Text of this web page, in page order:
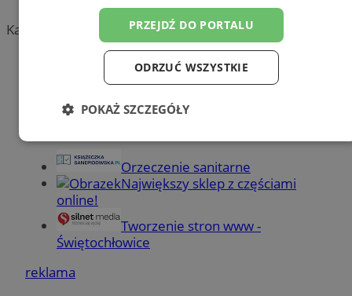
Kategoria nie zawiera żadnych prezentacji firm.
Orzeczenie sanitarne
Największy sklep z częściami
online!
Tworzenie stron www -
Świętochłowice
reklama
PRZEJDŹ DO PORTALU
ODRZUĆ WSZYSTKIE
POKAŻ SZCZEGÓŁY
Niezbędne Wydajność Targetowanie
Funkcjonalność